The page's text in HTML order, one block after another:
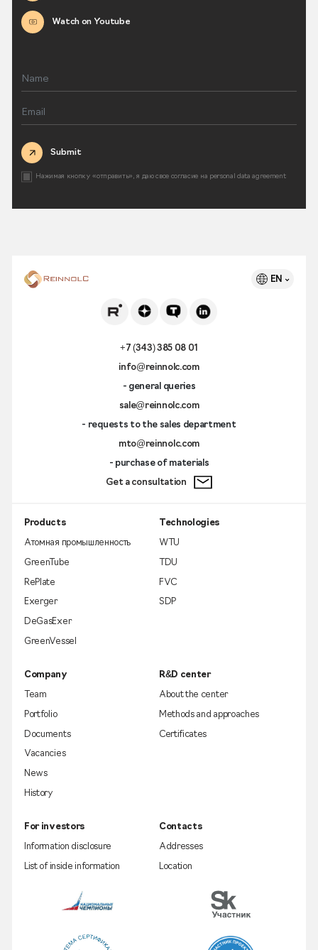
Watch on Youtube
Submit
Нажимая кнопку «отправить», я даю свое согласие на personal data agreement
EN
+7 (343) 385 08 01
info@reinnolc.com
- general queries
sale@reinnolc.com
- requests to the sales department
mto@reinnolc.com
- purchase of materials
Get a consultation
Products
Атомная промышленность
GreenTube
RePlate
Exerger
DeGasExer
GreenVessel
Technologies
WTU
TDU
FVC
SDP
Company
Team
Portfolio
Documents
Vacancies
News
History
R&D center
About the center
Methods and approaches
Certificates
For investors
Information disclosure
List of inside information
Contacts
Addresses
Location